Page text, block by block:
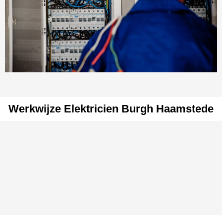
Werkwijze Elektricien Burgh Haamstede